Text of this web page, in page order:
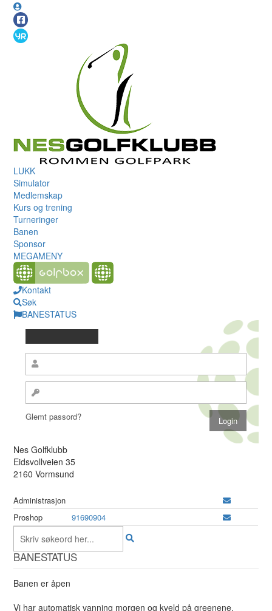
LUKK
Simulator
Medlemskap
Kurs og trening
Turneringer
Banen
Sponsor
MEGAMENY
Kontakt
Søk
BANESTATUS
Glemt passord?
Nes Golfklubb
Eidsvollveien 35
2160 Vormsund
Administrasjon
Proshop
91690904
BANESTATUS
Banen er åpen
Vi har automatisk vanning morgen og kveld på greenene.